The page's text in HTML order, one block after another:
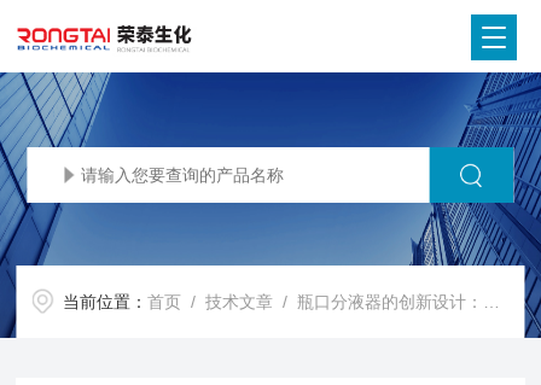
当前位置：首页 /技术文章 / 瓶口分液器的创新设计：如何提升实验室液体分配的精确度与效率